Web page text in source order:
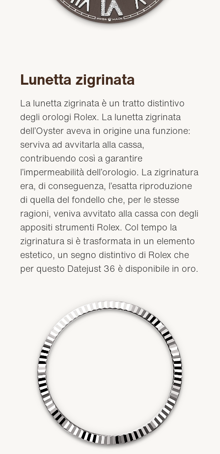
Lunetta zigrinata
La lunetta zigrinata è un tratto distintivo
degli orologi Rolex. La lunetta zigrinata
dell’Oyster aveva in origine una funzione:
serviva ad avvitarla alla cassa,
contribuendo così a garantire
l’impermeabilità dell’orologio. La zigrinatura
era, di conseguenza, l’esatta riproduzione
di quella del fondello che, per le stesse
ragioni, veniva avvitato alla cassa con degli
appositi strumenti Rolex. Col tempo la
zigrinatura si è trasformata in un elemento
estetico, un segno distintivo di Rolex che
per questo Datejust 36 è disponibile in oro.